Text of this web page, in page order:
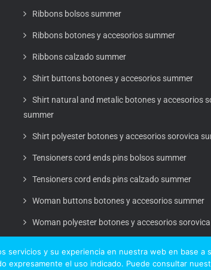
Ribbons bolsos summer
Ribbons botones y accesorios summer
Ribbons calzado summer
Shirt buttons botones y accesorios summer
Shirt natural and metalic botones y accesorios
summer
Shirt polyester botones y accesorios sorovica
Tensioners cord ends pins bolsos summer
Tensioners cord ends pins calzado summer
Woman buttons botones y accesorios summer
Woman polyester botones y accesorios
servicios y su experiencia en nuestra web en base
expresamente el uso indicado. Puede consultar